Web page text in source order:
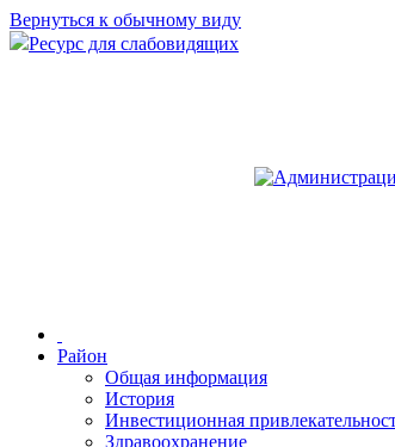
Вернуться к обычному виду
Ресурс для слабовидящих
Район
Общая информация
История
Инвестиционная
Здравоохранение